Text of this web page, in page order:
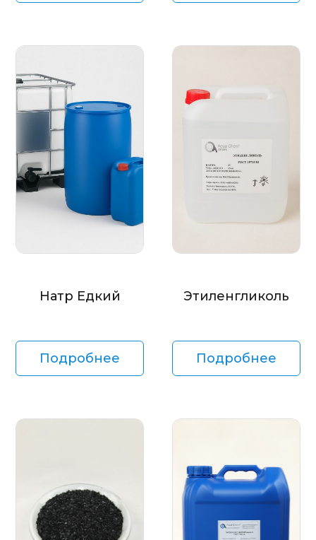
Натр Едкий
Подробнее
Этиленгликоль
Подробнее